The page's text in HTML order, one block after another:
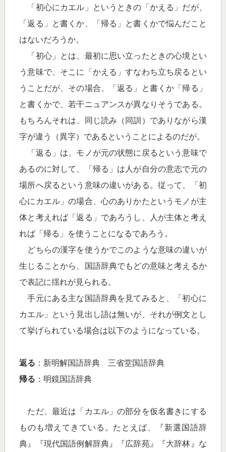
「初心にカエル」というときの「かえる」だが、
「返る」と書くか、「帰る」と書くかで悩んだこと
はないだろうか。
「初心」とは、最初に思い立ったときの心境とい
う意味で、そこに「かえる」すなわち立ち戻るとい
うことだが、その場合、「返る」と書くか「帰る」
と書くかで、若干ニュアンスが異なりそうである。
もちろんそれは、同じ読み（同訓）でありながら漢
字が違う（異字）であるということによるのだが。
「返る」は、モノが元の状態に戻るという意味で
あるのに対して、「帰る」は人が自分の意志で元の
場所へ戻るという意味の違いがある。従って、「初
心にカエル」の場合、心のありかたというモノが主
体と考えれば「返る」であろうし、人が主体と考え
れば「帰る」を使うことになるであろう。
どちらの漢字を使うかでこのような意味の違いが
生じることから、国語辞典でもどの意味と考えるか
で表記に揺れが見られる。
手元にある主な国語辞典を見てみると、「初心に
カエル」という見出し語は無いが、それが例文とし
て挙げられている場合は以下のようになっている。
返る ：新明解国語辞典 三省堂国語辞典
帰る ：明鏡国語辞典
ただ、最近は「カエル」の部分を仮名書きにする
ものも増えてきている。たとえば、『新選国語辞
典』『現代国語例解辞典』『広辞苑』『大辞林』な